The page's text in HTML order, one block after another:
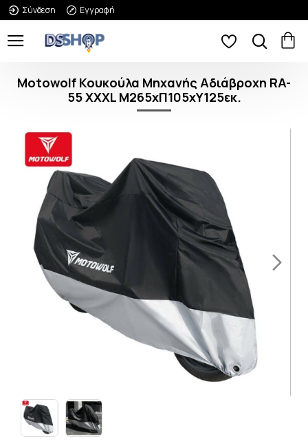
Σύνδεση Εγγραφή
Motowolf Κουκούλα Μηχανής Αδιάβροχη RA-
55 XXXL Μ265xΠ105xΥ125εκ.